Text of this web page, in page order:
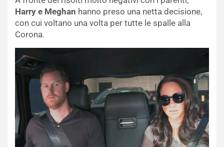
Harry e Meghan hanno preso una netta decisione,
con cui voltano una volta per tutte le spalle alla
Corona.